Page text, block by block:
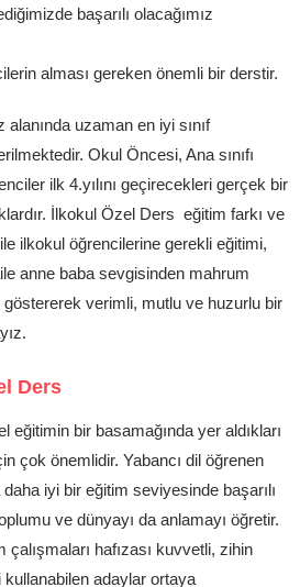
başarılı olacağımız
alması gereken önemli bir derstir.
alanında uzaman en iyi sınıf
Okul Öncesi, Ana sınıfı
ilk 4.yılını geçirecekleri gerçek bir
İlkokul Özel Ders eğitim farkı ve
ilkokul öğrencilerine gerekli eğitimi,
anne baba sevgisinden mahrum
verimli, mutlu ve huzurlu bir
Ders
eğitimin bir basamağında yer aldıkları
çok önemlidir. Yabancı dil öğrenen
iyi bir eğitim seviyesinde başarılı
ve dünyayı da anlamayı öğretir.
çalışmaları hafızası kuvvetli, zihin
kullanabilen adaylar ortaya